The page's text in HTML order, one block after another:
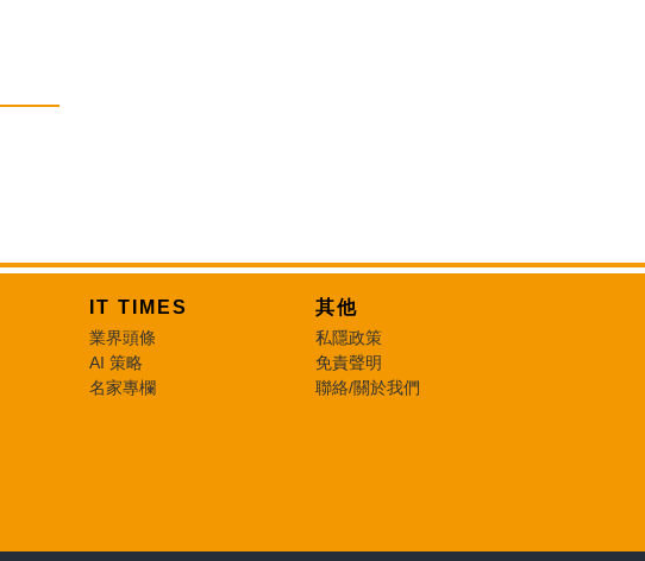
IT TIMES
業界頭條
AI 策略
名家專欄
其他
私隱政策
免責聲明
聯絡/關於我們